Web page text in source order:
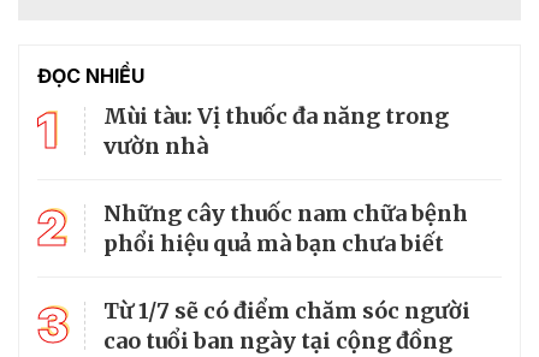
ĐỌC NHIỀU
1
Mùi tàu: Vị thuốc đa năng trong
vườn nhà
2
Những cây thuốc nam chữa bệnh
phổi hiệu quả mà bạn chưa biết
3
Từ 1/7 sẽ có điểm chăm sóc người
cao tuổi ban ngày tại cộng đồng